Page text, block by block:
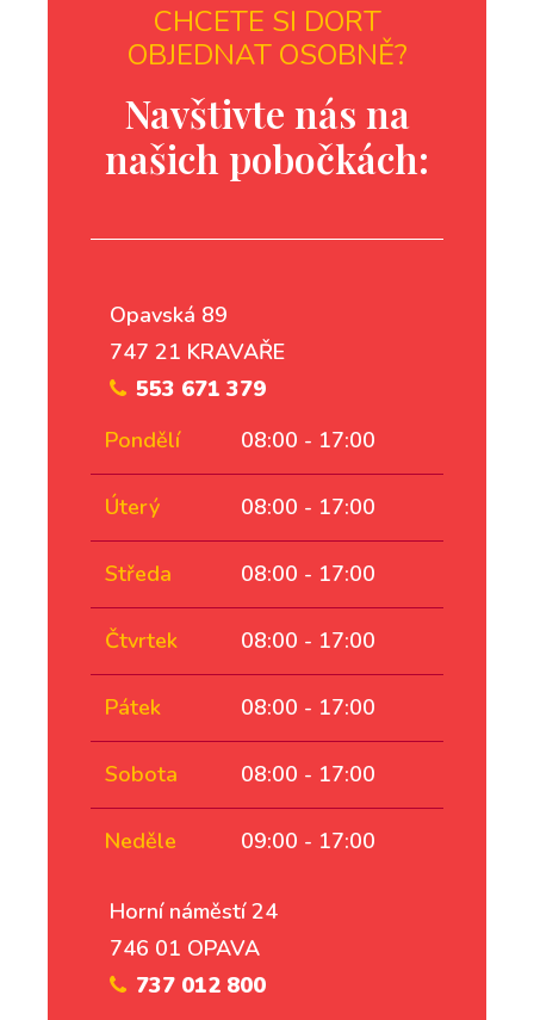
CHCETE SI DORT
OBJEDNAT OSOBNĚ?
Navštivte nás na
našich pobočkách:
Opavská 89
747 21 KRAVAŘE
553 671 379
Pondělí
08:00 - 17:00
Úterý 08:00 - 17:00
Středa 08:00 - 17:00
Čtvrtek 08:00 - 17:00
Pátek 08:00 - 17:00
Sobota 08:00 - 17:00
Neděle 09:00 - 17:00
Horní náměstí 24
746 01 OPAVA
737 012 800